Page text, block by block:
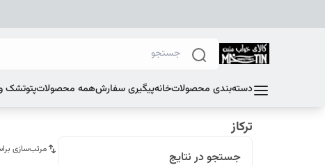
دسته‌بندی محصولاتخانهپیگیری سفارشهمه محصولاتپتوتشک
ترکاز
جستجو در نتایج مرتب‌سازی